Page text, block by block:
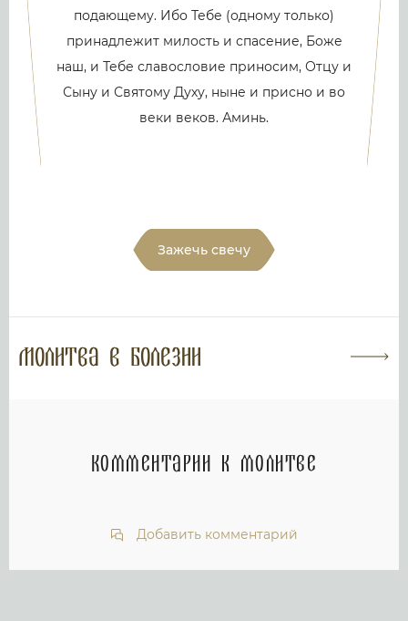
подающему. Ибо Тебе (одному только)
принадлежит милость и спасение, Боже
наш, и Тебе славословие приносим, Отцу и
Сыну и Святому Духу, ныне и присно и во
веки веков. Аминь.
Зажечь свечу
Молитва в болезни
Комментарии к молитве
Добавить комментарий